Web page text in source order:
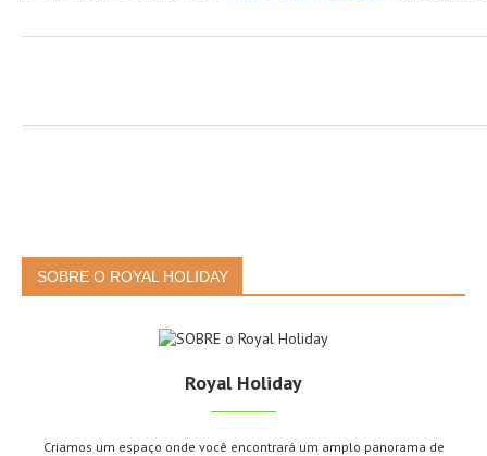
SOBRE O ROYAL HOLIDAY
Royal Holiday
Criamos um espaço onde você encontrará um amplo panorama de